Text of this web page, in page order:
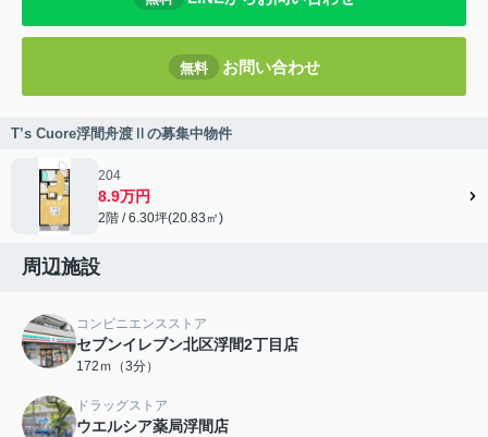
無料 お問い合わせ
T’s Cuore浮間舟渡Ⅱの募集中物件
204
8.9万円
2階 / 6.30坪(20.83㎡)
周辺施設
コンビニエンスストア
セブンイレブン北区浮間2丁目店
172ｍ（3分）
ドラッグストア
ウエルシア薬局浮間店